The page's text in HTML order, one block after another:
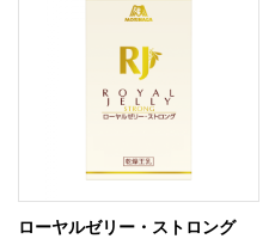
ローヤルゼリー・ストロング